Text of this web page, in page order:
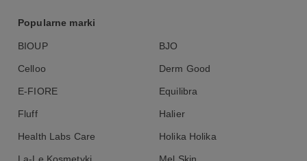
Popularne marki
BIOUP BJO
Celloo Derm Good
E-FIORE Equilibra
Fluff Halier
Health Labs Care Holika Holika
La-Le Kosmetyki Mel Skin